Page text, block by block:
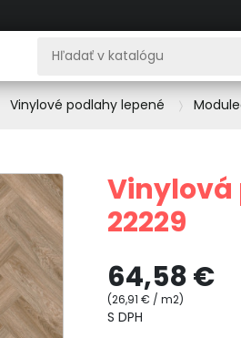
Vinylové podlahy lepené
Vinylová
22229
64,58 €
(26,91 € / m2)
S DPH